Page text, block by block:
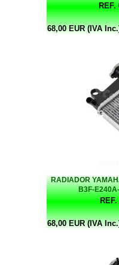
REF.
68,00 EUR (IVA
RADIADOR
B3F-
REF.
68,00 EUR (IVA